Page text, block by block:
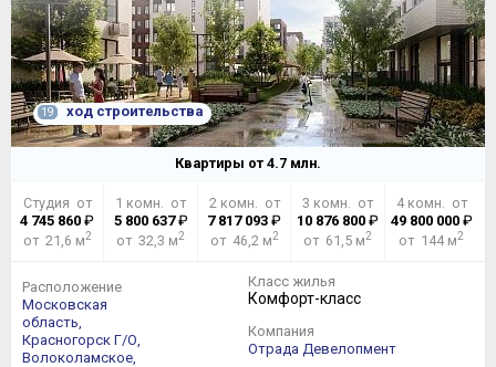
19 ход строительства
Квартиры от 4.7 млн.
Студия от
4 745 860 ₽
от 21,6 м2
1 комн. от
5 800 637₽
от 32,3 м2
2 комн. от
7 817 093 ₽
от 46,2 м2
3 комн. от
10 876 800 ₽
от 61,5 м2
4 комн. от
49 800 000₽
от 144 м2
Расположение
Московская
область,
Красногорск Г/О,
Волоколамское,
Класс жилья
Комфорт-класс
Компания
Отрада Девелопмент